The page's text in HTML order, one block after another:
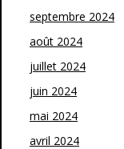
septembre 2024
août 2024
juillet 2024
juin 2024
mai 2024
avril 2024